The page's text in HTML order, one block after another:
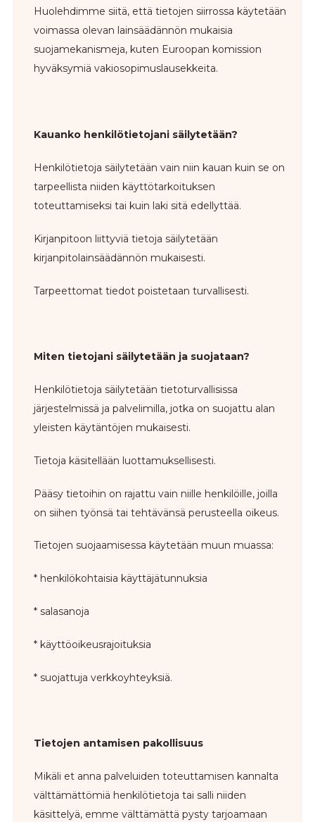
Huolehdimme siitä, että tietojen siirrossa käytetään
voimassa olevan lainsäädännön mukaisia
suojamekanismeja, kuten Euroopan komission
hyväksymiä vakiosopimuslausekkeita.
Kauanko henkilötietojani säilytetään?
Henkilötietoja säilytetään vain niin kauan kuin se on
tarpeellista niiden käyttötarkoituksen
toteuttamiseksi tai kuin laki sitä edellyttää.
Kirjanpitoon liittyviä tietoja säilytetään
kirjanpitolainsäädännön mukaisesti.
Tarpeettomat tiedot poistetaan turvallisesti.
Miten tietojani säilytetään ja suojataan?
Henkilötietoja säilytetään tietoturvallisissa
järjestelmissä ja palvelimilla, jotka on suojattu alan
yleisten käytäntöjen mukaisesti.
Tietoja käsitellään luottamuksellisesti.
Pääsy tietoihin on rajattu vain niille henkilöille, joilla
on siihen työnsä tai tehtävänsä perusteella oikeus.
Tietojen suojaamisessa käytetään muun muassa:
* henkilökohtaisia käyttäjätunnuksia
* salasanoja
* käyttöoikeusrajoituksia
* suojattuja verkkoyhteyksiä.
Tietojen antamisen pakollisuus
Mikäli et anna palveluiden toteuttamisen kannalta
välttämättömiä henkilötietoja tai salli niiden
käsittelyä, emme välttämättä pysty tarjoamaan